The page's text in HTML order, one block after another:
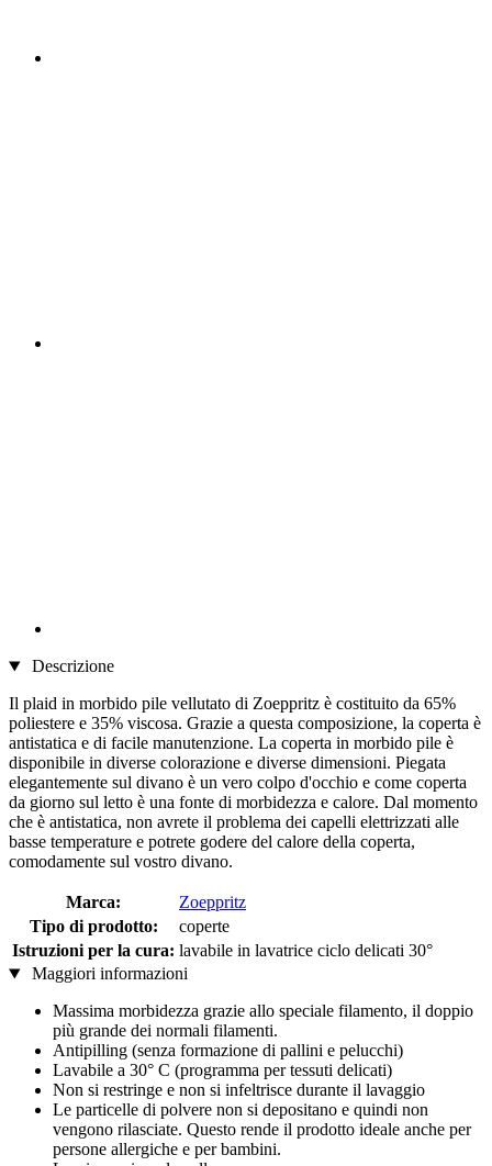
Descrizione
Il plaid in morbido pile vellutato di Zoeppritz è costituito da 65%
poliestere e 35% viscosa. Grazie a questa composizione, la coperta è
antistatica e di facile manutenzione. La coperta in morbido pile è
disponibile in diverse colorazione e diverse dimensioni. Piegata
elegantemente sul divano è un vero colpo d'occhio e come coperta
da giorno sul letto è una fonte di morbidezza e calore. Dal momento
che è antistatica, non avrete il problema dei capelli elettrizzati alle
basse temperature e potrete godere del calore della coperta,
comodamente sul vostro divano.
Marca:
Zoeppritz
Tipo di prodotto:
coperte
Istruzioni per la cura: lavabile in lavatrice ciclo delicati 30°
Maggiori informazioni
Massima morbidezza grazie allo speciale filamento, il doppio
più grande dei normali filamenti.
Antipilling (senza formazione di pallini e pelucchi)
Lavabile a 30° C (programma per tessuti delicati)
Non si restringe e non si infeltrisce durante il lavaggio
Le particelle di polvere non si depositano e quindi non
vengono rilasciate. Questo rende il prodotto ideale anche per
persone allergiche e per bambini.